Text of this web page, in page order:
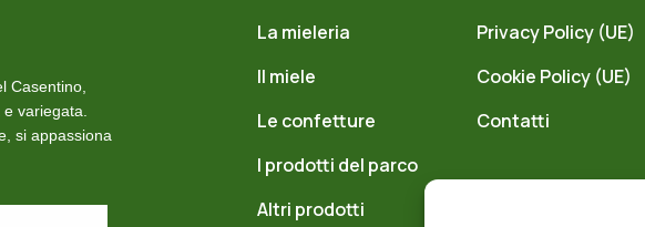
Casentino,
variegata.
si appassiona
La mieleria
Il miele
Le confetture
I prodotti del parco
Altri prodotti
Privacy Policy (UE)
Cookie Policy (UE)
Contatti